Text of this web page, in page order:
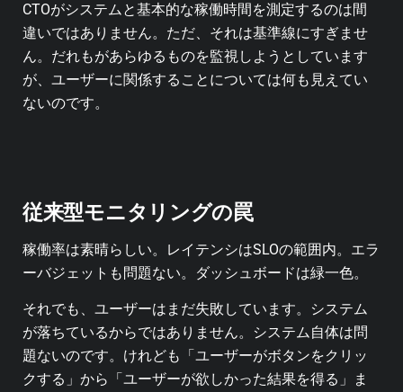
CTOがシステムと基本的な稼働時間を測定するのは間
違いではありません。ただ、それは基準線にすぎませ
ん。だれもがあらゆるものを監視しようとしています
が、ユーザーに関係することについては何も見えてい
ないのです。
従来型モニタリングの罠
稼働率は素晴らしい。レイテンシはSLOの範囲内。エラ
ーバジェットも問題ない。ダッシュボードは緑一色。
それでも、ユーザーはまだ失敗しています。システム
が落ちているからではありません。システム自体は問
題ないのです。けれども「ユーザーがボタンをクリッ
クする」から「ユーザーが欲しかった結果を得る」ま